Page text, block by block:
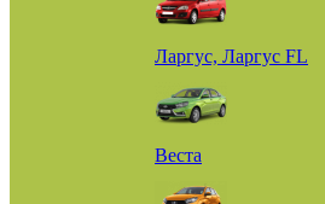
Ларгус, Ларгус FL
Веста